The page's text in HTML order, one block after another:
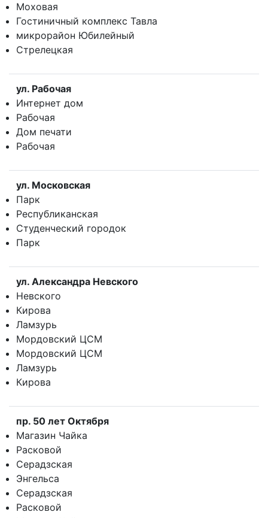
Моховая
Гостиничный комплекс Тавла
микрорайон Юбилейный
Стрелецкая
ул. Рабочая
Интернет дом
Рабочая
Дом печати
Рабочая
ул. Московская
Парк
Республиканская
Студенческий городок
Парк
ул. Александра Невского
Невского
Кирова
Ламзурь
Мордовский ЦСМ
Мордовский ЦСМ
Ламзурь
Кирова
пр. 50 лет Октября
Магазин Чайка
Расковой
Серадзская
Энгельса
Серадзская
Расковой